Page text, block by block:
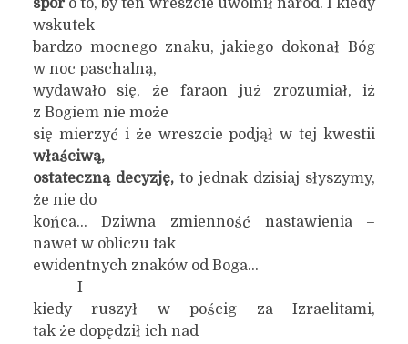
spóro to, by ten wreszcie uwolnił naród. I kiedy
wskutek
bardzo mocnego znaku, jakiego dokonał Bóg
w noc paschalną,
wydawało się, że faraon już zrozumiał, iż
z Bogiem nie może
się mierzyć i że wreszcie podjął w tej kwestii
właściwą,
ostateczną decyzję,to jednak dzisiaj słyszymy,
że nie do
końca… Dziwna zmienność nastawienia –
nawet w obliczu tak
ewidentnych znaków od Boga…
I
kiedy ruszył w pościg za Izraelitami,
tak że dopędził ich nad